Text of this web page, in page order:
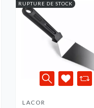
RUPTURE DE STOCK
LACOR